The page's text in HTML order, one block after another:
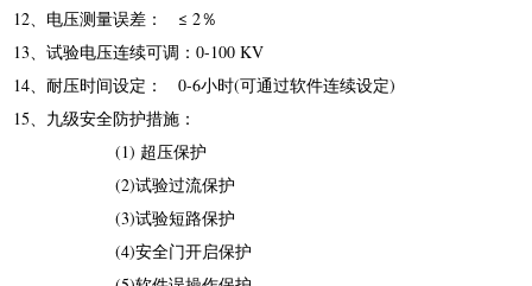
12、电压测量误差： ≤2％
13、试验电压连续可调：0-100 KV
14、耐压时间设定： 0-6小时(可通过软件连续设定)
15、九级安全防护措施：
(1) 超压保护
(2)试验过流保护
(3)试验短路保护
(4)安全门开启保护